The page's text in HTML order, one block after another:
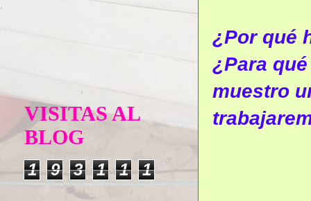
¿Por qué
¿Para
muestro
VISITAS AL
BLOG
1 9 3 1 1 1